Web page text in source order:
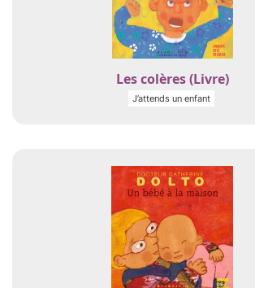
Les colères (Livre)
J’attends un enfant